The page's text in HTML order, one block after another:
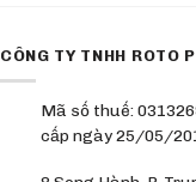
CÔNG TY TNHH ROTO
Mã số thuế:
cấp ngày 25/05/